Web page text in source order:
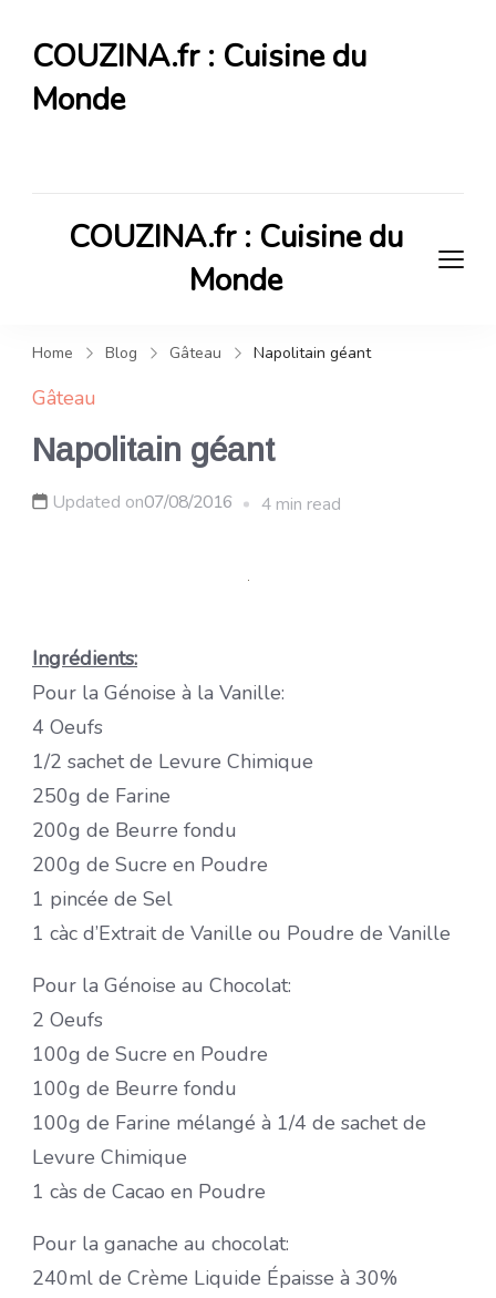
COUZINA.fr : Cuisine du
Monde
COUZINA.fr : Cuisine du
Monde
Home Blog Gâteau Napolitain géant
Gâteau
Napolitain géant
Updated on07/08/2016 4 min read
Ingrédients:
Pour la Génoise à la Vanille:
4 Oeufs
1/2 sachet de Levure Chimique
250g de Farine
200g de Beurre fondu
200g de Sucre en Poudre
1 pincée de Sel
1 càc d’Extrait de Vanille ou Poudre de Vanille
Pour la Génoise au Chocolat:
2 Oeufs
100g de Sucre en Poudre
100g de Beurre fondu
100g de Farine mélangé à 1/4 de sachet de
Levure Chimique
1 càs de Cacao en Poudre
Pour la ganache au chocolat:
240ml de Crème Liquide Épaisse à 30%